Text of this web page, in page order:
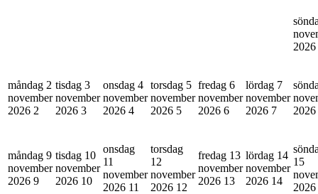
2026
måndag 2
november
2026 2
tisdag 3
november
2026 3
onsdag 4
november
2026 4
torsdag 5
november
2026 5
fredag 6
november
2026 6
lördag 7
november
2026 7
2026
måndag 9
november
2026 9
tisdag 10
november
2026 10
onsdag
11
november
2026 11
torsdag
12
november
2026 12
fredag 13
november
2026 13
lördag 14
november
2026 14
15
2026